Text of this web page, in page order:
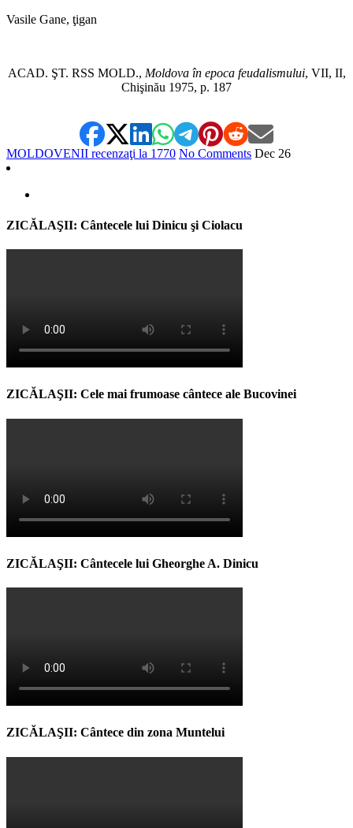
Vasile Gane, ţigan
ACAD. ŞT. RSS MOLD., Moldova în epoca feudalismului, VII, II,
Chişinău 1975, p. 187
MOLDOVENII recenzaţi la 1770 No Comments Dec 26
ZICĂLAŞII: Cântecele lui Dinicu şi Ciolacu
ZICĂLAŞII: Cele mai frumoase cântece ale Bucovinei
ZICĂLAŞII: Cântecele lui Gheorghe A. Dinicu
ZICĂLAŞII: Cântece din zona Muntelui